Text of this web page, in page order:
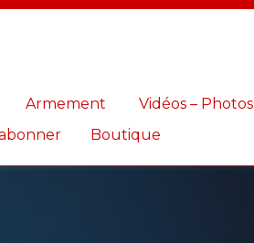
Armement
Vidéos – Photos
Boutique